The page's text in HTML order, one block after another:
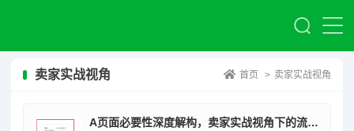
卖家实战视角 首页 > 卖家实战视角
A页面必要性深度解构，卖家实战视角下的流量转化与用户留存分析